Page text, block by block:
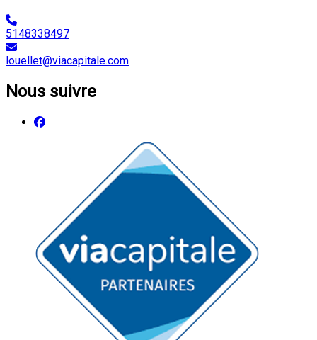
5148338497
louellet@viacapitale.com
Nous suivre